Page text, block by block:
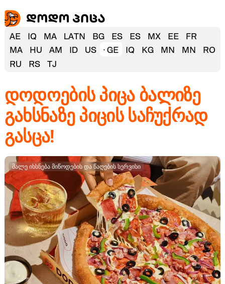
AE IQ MA LATN BG ES ES MX EE
FR
MA
HU AM ID US GE IQ KG MN MN
RO
RU
RS TJ
დოდოების პიცა ბალიზე
გახსნაზე პიცის საჩუქრად
გასცა!
მალე იხსნება მიწოდების და წაღების სერვისი